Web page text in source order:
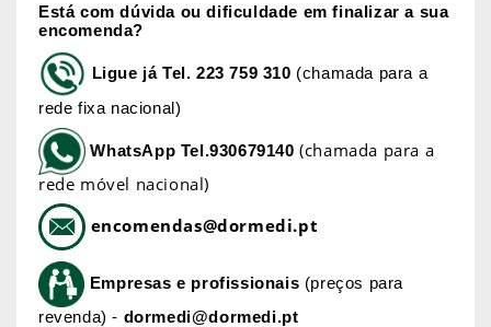
Está com dúvida ou dificuldade em finalizar a sua
encomenda?
Ligue já Tel. 223 759 310 (chamada para a
rede fixa nacional)
WhatsApp Tel.930679140 (chamada para a
rede móvel nacional)
encomendas@dormedi.pt
Empresas e profissionais (preços para
revenda) - dormedi@dormedi.pt